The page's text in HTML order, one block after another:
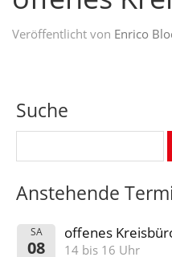
Veröffentlicht von Enrico
Suche
Anstehende
SA
08
offenes
14 bis 16 Uhr